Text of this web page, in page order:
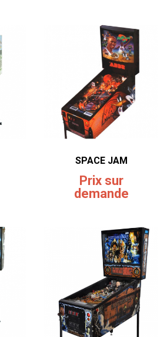
SPACE JAM
Prix sur
demande